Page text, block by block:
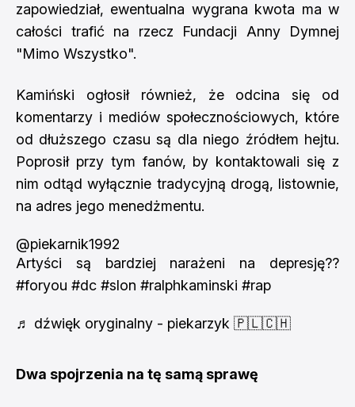
zapowiedział, ewentualna wygrana kwota ma w
całości trafić na rzecz Fundacji Anny Dymnej
"Mimo Wszystko".
Kamiński ogłosił również, że odcina się od
komentarzy i mediów społecznościowych, które
od dłuższego czasu są dla niego źródłem hejtu.
Poprosił przy tym fanów, by kontaktowali się z
nim odtąd wyłącznie tradycyjną drogą, listownie,
na adres jego menedżmentu.
@piekarnik1992
Artyści są bardziej narażeni na depresję??
#foryou #dc #slon #ralphkaminski #rap
♬ dźwięk oryginalny - piekarzyk 🇵🇱🇨🇭
Dwa spojrzenia na tę samą sprawę